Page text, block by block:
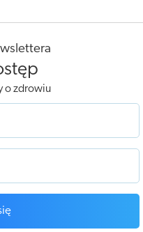
o zdrowiu